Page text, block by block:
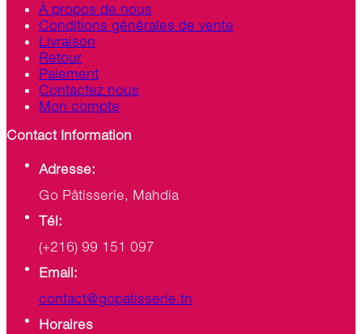
À propos de nous
Conditions générales de vente
Livraison
Retour
Paiement
Contactez nous
Mon compte
Contact Information
Adresse:
Go Pâtisserie, Mahdia
Tél:
(+216) 99 151 097
Email:
contact@gopatisserie.tn
Horaires